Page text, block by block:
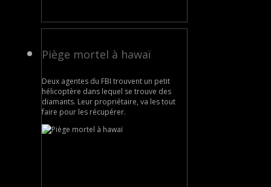
Piège mortel à hawaï
Deux agentes du FBI trouvent un petit
hélicoptère dans lequel se trouve des
diamants. Leur propriétaire, va les tout
faire pour les récupérer.